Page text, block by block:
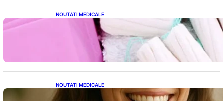
NOUTATI MEDICALE
Tampoanele menstruale: O analiză profundă
a riscurilor legate de metale toxice
NOUTATI MEDICALE
Ceaiul – Băutura care protejează inima: